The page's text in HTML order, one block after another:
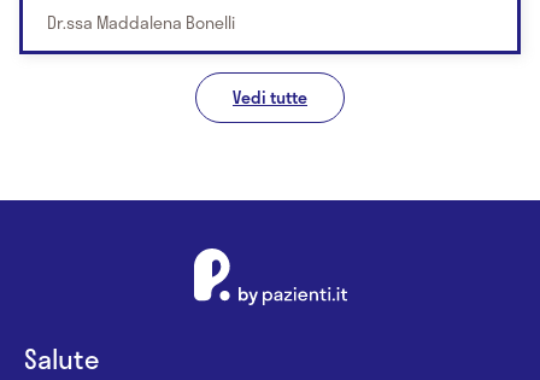
Dr.ssa Maddalena Bonelli
Vedi tutte
Salute